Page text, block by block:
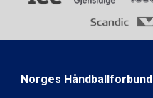
Norges Håndballforbund